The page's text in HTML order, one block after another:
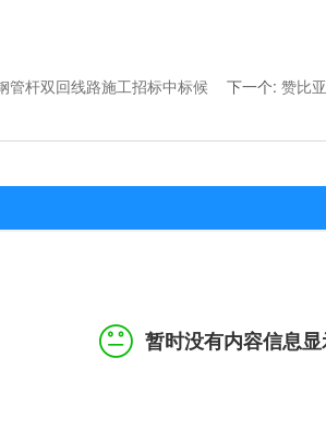
管杆双回线路施工招标中标候
下一个: 赞比
暂时没有内容信息